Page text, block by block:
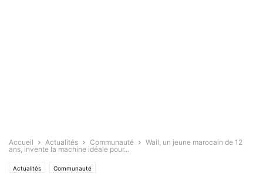
Accueil Actualités Communauté
Wail, un jeune marocain de 12
ans, invente la machine idéale pour...
Actualités Communauté